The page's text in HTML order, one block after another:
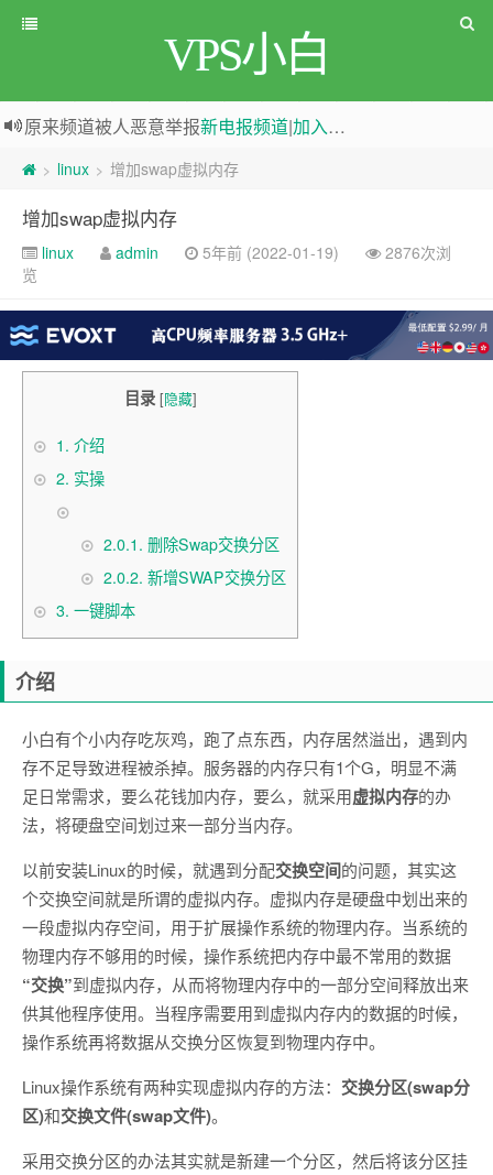
VPS小白
原来频道被人恶意举报新电报频道|加入电报群
> linux > 增加swap虚拟内存
增加swap虚拟内存
linux admin 5年前 (2022-01-19)
2876次浏
览
目录 [隐藏]
1. 介绍
2. 实操
2.0.1. 删除Swap交换分区
2.0.2. 新增SWAP交换分区
3. 一键脚本
介绍
小白有个小内存吃灰鸡，跑了点东西，内存居然溢出，遇到内
存不足导致进程被杀掉。服务器的内存只有1个G，明显不满
足日常需求，要么花钱加内存，要么，就采用虚拟内存的办
法，将硬盘空间划过来一部分当内存。
以前安装Linux的时候，就遇到分配交换空间的问题，其实这
个交换空间就是所谓的虚拟内存。虚拟内存是硬盘中划出来的
一段虚拟内存空间，用于扩展操作系统的物理内存。当系统的
物理内存不够用的时候，操作系统把内存中最不常用的数据
“交换”到虚拟内存，从而将物理内存中的一部分空间释放出来
供其他程序使用。当程序需要用到虚拟内存内的数据的时候，
操作系统再将数据从交换分区恢复到物理内存中。
Linux操作系统有两种实现虚拟内存的方法： 交换分区(swap分
区)和交换文件(swap文件)。
采用交换分区的办法其实就是新建一个分区，然后将该分区挂